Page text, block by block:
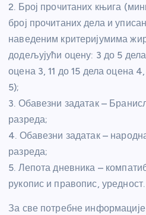
2. Број прочитаних књига
број прочитаних дела и
наведеним критеријумима
додељујући оцену: 3 до 5
оцена 3, 11 до 15 дела оцена
5);
3. Обавезни задатак –
разреда;
4. Обавезни задатак –
разреда;
5. Лепота дневника –
рукопис и правопис, уредност.
За све потребне